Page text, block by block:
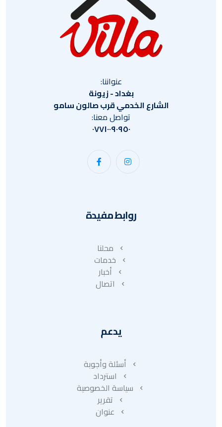
عنواننا:
بغداد - زيونة
الشارع الخدمي قرب صالون سامو
تواصل معنا:
٠٧٧١٠٠٩٠٩٥٠
روابط مفيدة
محلنا
خدمات
أخبار
اتصال
يدعم
أسئلة وأجوبة
استرداد
سياسة الخصوصية
تقرير
عنوان